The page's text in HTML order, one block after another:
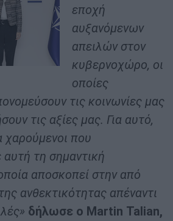
εποχή
αυξανόμενων
απειλών στον
κυβερνοχώρο, οι
οποίες
τις κοινωνίες μας
τις αξίες μας. Για αυτό,
χαρούμενοι που
τη σημαντική
αποσκοπεί στην από
ανθεκτικότητας απέναντι
δήλωσε ο Martin Talian,